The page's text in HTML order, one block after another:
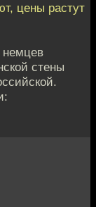
цены растут
немцев
стены